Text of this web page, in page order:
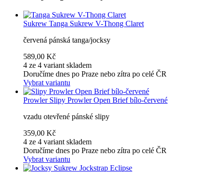
Sukrew Tanga Sukrew V-Thong Claret
červená pánská tanga/jocksy
589,00 Kč
4 ze 4 variant skladem
Doručíme dnes po Praze nebo zítra po celé ČR
Vybrat variantu
Prowler Slipy Prowler Open Brief bílo-červené
vzadu otevřené pánské slipy
359,00 Kč
4 ze 4 variant skladem
Doručíme dnes po Praze nebo zítra po celé ČR
Vybrat variantu